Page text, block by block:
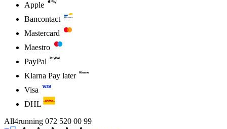
Apple
Bancontact
Mastercard
Maestro
PayPal
Klarna Pay later
Visa
DHL
All4running 072 520 00 99